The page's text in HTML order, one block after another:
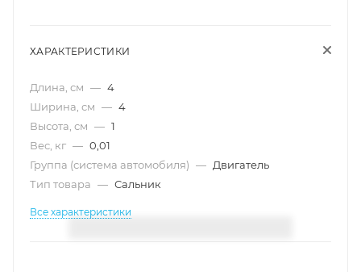
ХАРАКТЕРИСТИКИ
Длина, см — 4
Ширина, см — 4
Высота, см — 1
Вес, кг — 0,01
Группа (система автомобиля) — Двигатель
Тип товара — Сальник
Все характеристики